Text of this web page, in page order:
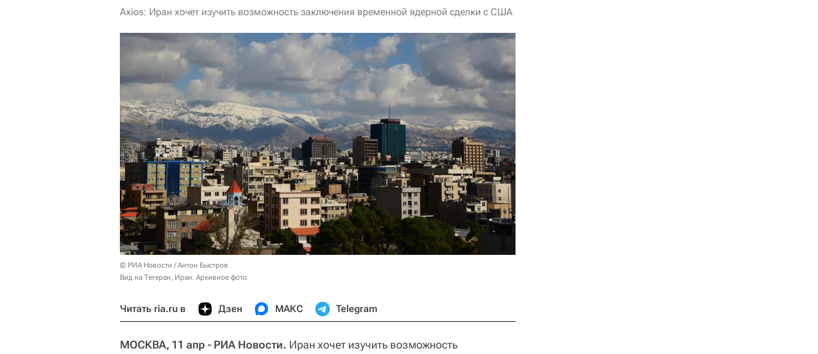
Axios: Иран хочет изучить возможность заключения временной ядерной сделки с США
© РИА Новости / Антон Быстров
Вид на Тегеран, Иран. Архивное фото
Читать ria.ru в Дзен МАКС Telegram
МОСКВА, 11 апр - РИА Новости. Иран хочет изучить возможность